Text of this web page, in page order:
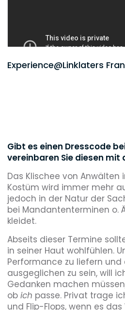
Experience@Linklaters
Gibt es einen Dresscode
vereinbaren Sie diesen
Das Klischee von Anwälten
Kostüm wird immer mehr
jedoch in der Natur der
bei Mandantenterminen o.
kleidet.
Abseits dieser Termine
in seiner Haut wohlfühlen.
Performance zu liefern
ausgeglichen zu sein, will
Gedanken machen
ob ich passe. Privat trage
und Flip-Flops, wenn es